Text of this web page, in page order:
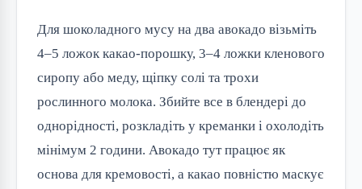
Для шоколадного мусу на два авокадо візьміть
4–5 ложок какао-порошку, 3–4 ложки кленового
сиропу або меду, щіпку солі та трохи
рослинного молока. Збийте все в блендері до
однорідності, розкладіть у креманки і охолодіть
мінімум 2 години. Авокадо тут працює як
основа для кремовості, а какао повністю маскує